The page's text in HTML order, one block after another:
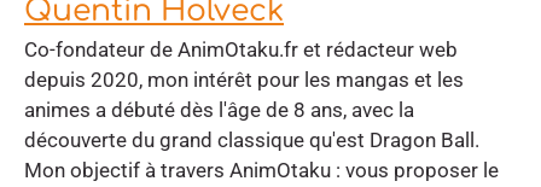
Quentin Holveck
Co-fondateur de AnimOtaku.fr et rédacteur web
depuis 2020, mon intérêt pour les mangas et les
animes a débuté dès l'âge de 8 ans, avec la
découverte du grand classique qu'est Dragon Ball.
Mon objectif à travers AnimOtaku : vous proposer le